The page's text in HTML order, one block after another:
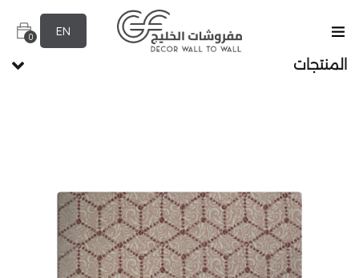
EN
0
المنتجات